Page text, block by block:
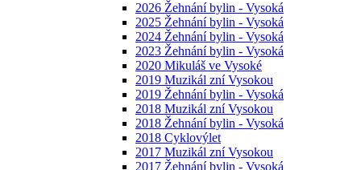
2026 Žehnání bylin - Vysoká
2025 Žehnání bylin - Vysoká
2024 Žehnání bylin - Vysoká
2023 Žehnání bylin - Vysoká
2020 Mikuláš ve Vysoké
2019 Muzikál zní Vysokou
2019 Žehnání bylin - Vysoká
2018 Muzikál zní Vysokou
2018 Žehnání bylin - Vysoká
2018 Cyklovýlet
2017 Muzikál zní Vysokou
2017 Žehnání bylin - Vysoká